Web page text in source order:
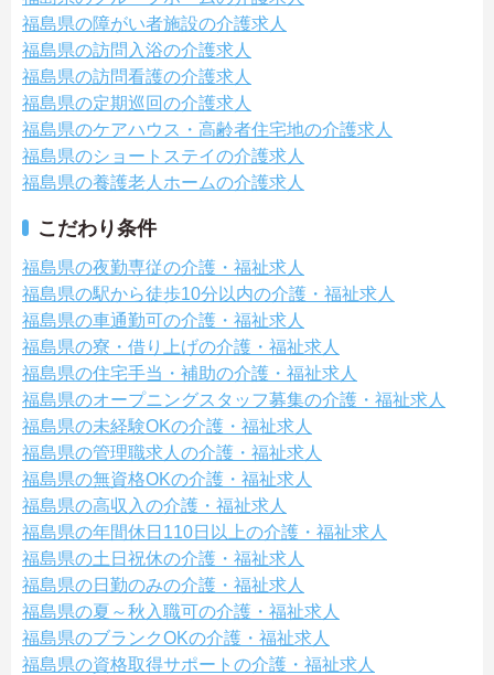
福島県の障がい者施設の介護求人
福島県の訪問入浴の介護求人
福島県の訪問看護の介護求人
福島県の定期巡回の介護求人
福島県のケアハウス・高齢者住宅地の介護求人
福島県のショートステイの介護求人
福島県の養護老人ホームの介護求人
こだわり条件
福島県の夜勤専従の介護・福祉求人
福島県の駅から徒歩10分以内の介護・福祉求人
福島県の車通勤可の介護・福祉求人
福島県の寮・借り上げの介護・福祉求人
福島県の住宅手当・補助の介護・福祉求人
福島県のオープニングスタッフ募集の介護・福祉求人
福島県の未経験OKの介護・福祉求人
福島県の管理職求人の介護・福祉求人
福島県の無資格OKの介護・福祉求人
福島県の高収入の介護・福祉求人
福島県の年間休日110日以上の介護・福祉求人
福島県の土日祝休の介護・福祉求人
福島県の日勤のみの介護・福祉求人
福島県の夏～秋入職可の介護・福祉求人
福島県のブランクOKの介護・福祉求人
福島県の資格取得サポートの介護・福祉求人